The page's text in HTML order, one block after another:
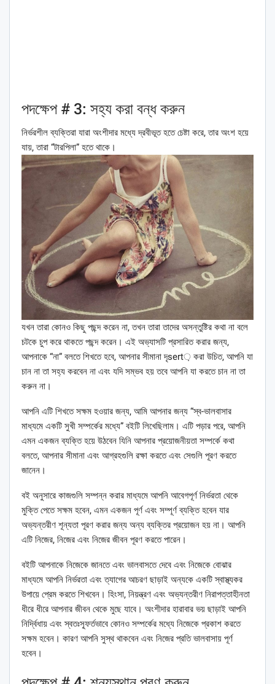
পদক্ষেপ # 3: সহ্য করা বন্ধ করুন
নির্ভরশীল ব্যক্তিরা যারা অংশীদার মধ্যে দ্রবীভূত হতে চেষ্টা করে, তার অংশ হয়ে
যায়, তারা “টারপিলা” হতে থাকে।
যখন তারা কোনও কিছু পছন্দ করেন না, তখন তারা তাদের অসন্তুষ্টির কথা না বলে
চটকে চুপ করে থাকতে পছন্দ করেন। এই অভ্যাসটি প্রসারিত করার জন্য,
আপনাকে “না” বলতে শিখতে হবে, আপনার সীমানা দৃsert় করা উচিত, আপনি যা
চান না তা সহ্য করবেন না এবং যদি সম্ভব হয় তবে আপনি যা করতে চান না তা
করুন না।
আপনি এটি শিখতে সক্ষম হওয়ার জন্য, আমি আপনার জন্য “স্ব-ভালবাসার
মাধ্যমে একটি সুখী সম্পর্কের মধ্যে” বইটি লিখেছিলাম। এটি পড়ার পরে, আপনি
এমন একজন ব্যক্তি হয়ে উঠবেন যিনি আপনার প্রয়োজনীয়তা সম্পর্কে কথা
বলতে, আপনার সীমানা এবং আগ্রহগুলি রক্ষা করতে এবং সেগুলি পূরণ করতে
জানেন।
বই অনুসারে কাজগুলি সম্পন্ন করার মাধ্যমে আপনি আবেগপূর্ণ নির্ভরতা থেকে
মুক্তি পেতে সক্ষম হবেন, এমন একজন পূর্ণ এবং সম্পূর্ণ ব্যক্তি হবেন যার
অভ্যন্তরীণ শূন্যতা পূরণ করার জন্য অন্য ব্যক্তির প্রয়োজন হয় না। আপনি
এটি নিজের, নিজের এবং নিজের জীবন পূরণ করতে পারেন।
বইটি আপনাকে নিজেকে জানতে এবং ভালবাসতে দেবে এবং নিজেকে বোঝার
মাধ্যমে আপনি নির্ভরতা এবং ত্যাগের আচরণ ছাড়াই অন্যকে একটি স্বাস্থ্যকর
উপায়ে প্রেম করতে শিখবেন। হিংসা, নিয়ন্ত্রণ এবং অভ্যন্তরীণ নিরাপত্তাহীনতা
ধীরে ধীরে আপনার জীবন থেকে মুছে যাবে। অংশীদার হারাবার ভয় ছাড়াই আপনি
নির্দ্বিধায় এবং স্বতঃস্ফূর্তভাবে কোনও সম্পর্কের মধ্যে নিজেকে প্রকাশ করতে
সক্ষম হবেন। কারণ আপনি সুস্থ থাকবেন এবং নিজের প্রতি ভালবাসায় পূর্ণ
হবেন।